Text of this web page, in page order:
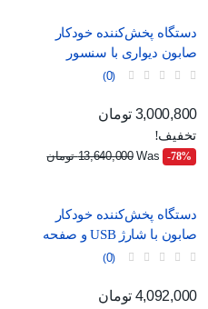
دستگاه پخش‌کننده خودکار
صابون دیواری با سنسور
هوشمند، قابل شارژ با USB
0
قیمت عادی
قیمت
3,000,800 تومان
تخفیف!
‎-78%
Was 13,640,000 تومان
دستگاه پخش‌کننده خودکار
صابون با شارژ USB و صفحه
نمایش دیجیتال
0
قیمت عادی
قیمت
4,092,000 تومان